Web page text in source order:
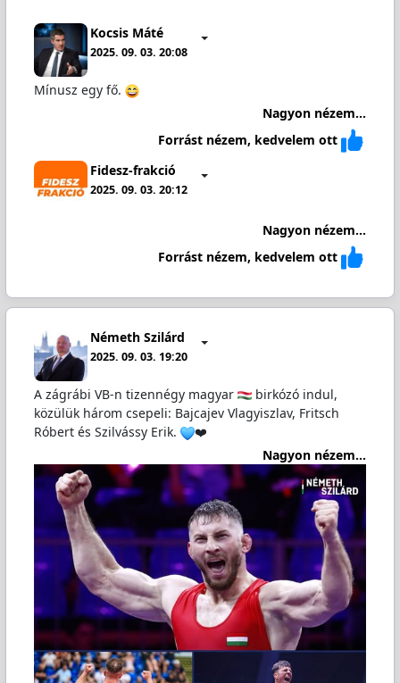
Kocsis Máté
2025. 09. 03. 20:08
Mínusz egy fő.
Nagyon nézem...
Forrást nézem, kedvelem ott
Fidesz-frakció
2025. 09. 03. 20:12
Nagyon nézem...
Forrást nézem, kedvelem ott
Németh Szilárd
2025. 09. 03. 19:20
A zágrábi VB-n tizennégy magyar
birkózó indul,
közülük három csepeli: Bajcajev Vlagyiszlav, Fritsch
Róbert és Szilvássy Erik.
❤️
Nagyon nézem...